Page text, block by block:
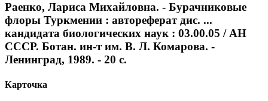
Раенко, Лариса Михайловна. - Бурачниковые
флоры Туркмении : автореферат дис. ...
кандидата биологических наук : 03.00.05 / АН
СССР. Ботан. ин-т им. В. Л. Комарова. -
Ленинград, 1989. - 20 с.
Карточка